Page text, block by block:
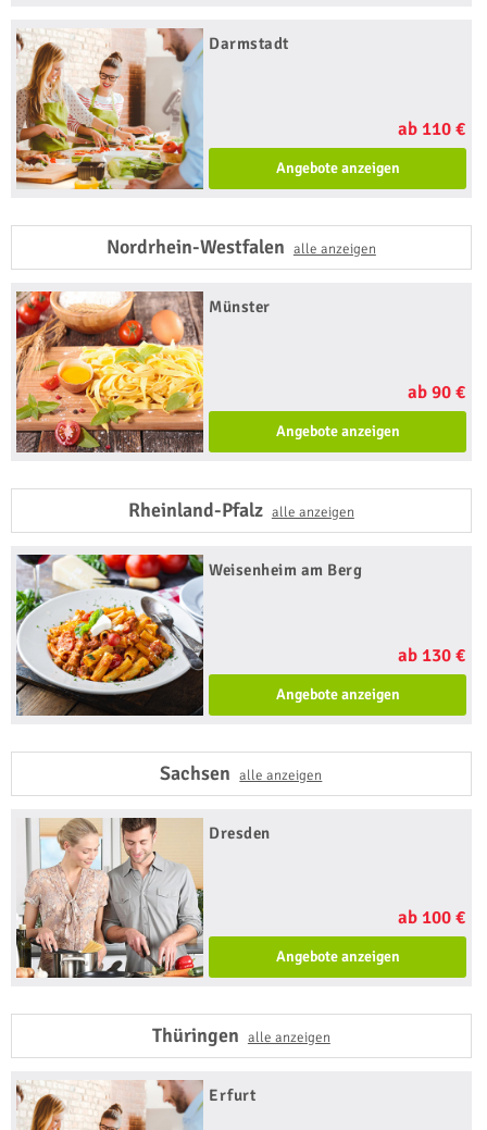
Darmstadt
ab 110 €
Angebote anzeigen
Nordrhein-Westfalen alle anzeigen
Münster
ab 90 €
Angebote anzeigen
Rheinland-Pfalz alle anzeigen
Weisenheim am Berg
ab 130 €
Angebote anzeigen
Sachsenalle anzeigen
Dresden
ab 100 €
Angebote anzeigen
Thüringen alle anzeigen
Erfurt